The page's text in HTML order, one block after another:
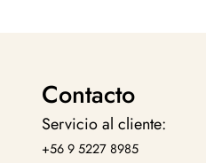
Contacto
Servicio al cliente:
+56 9 5227 8985